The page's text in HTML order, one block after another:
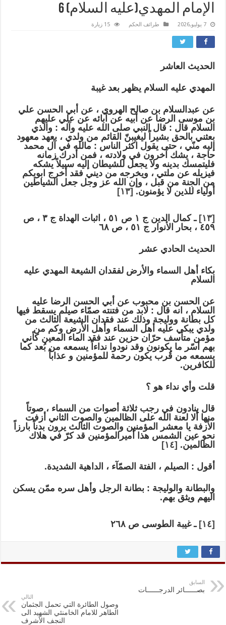
الإمام المهدي(عليه السلام) 6
7 يوليو,2026 طرائف الحكم 15 زيارة
الحديث العاشر
المهدي عليه السلام يظهر بعد غيبة
عن عبدالسلام بن صالح الهروي ، عن أبي الحسن علي
بن موسى الرضا عن أبيه عن آبائه عن علي عليهم
السلام قال : قال النبي صلى الله عليه وآله : والذي
بعثني بالحق بشيراً ليغيبنّ القائم من ولدي ، بعهد معهود
إليه منّي ، حتى يقول اكثر الناس : مالله في آل محمد
حاجة ، يشك آخرون في ولادته ، فمن أدرك زمانه
فليتمسك بدينه ولا يجعل للشيطان إليه سبيلاً يشكه
فيزيله عن ملتي ، ويخرجه من ديني فقد أخرج ابويكم
من الجنة من قبل ، وإن الله عز وجل جعل الشياطين
أولياء للذين لا يؤمنون. [١٣]
[١٣]
ـ كمال الدين ج ١ ص ٥١ ، اثبات الهداة ج ٣ ، ص
٤٥٩ ، بحار الأنوار ج ٥١ ، ص ٦٨
الحديث الحادي عشر
بكاء أهل السماء والأرض لفقدان الشيعة المهدي عليه
السلام
عن الحسن بن محبوب عن أبي الحسن الرضا عليه
السلام ، انه قال : لابد من فتنته صمّاء صيلم يسقط فيها
كل بطانة ووليجة وذلك عند فقدان الشيعة الثالث من
ولدي يبكي عليه أهل السماء وأهل الأرض وكم من
مؤمن متأسف حرّان حزين عند فقد الماء المعين كأني
بهم أسّر ما يكونون وقد نودوا نداءاً يسمعه من بُعد كما
يسمعه من قُرب يكون رحمة للمؤمنين و عذاباً
للكافرين.
قلت وأي نداء هو ؟
قال ينادون في رجب ثلاثة أصوات من السماء ، صوتاً
منها ألا لعنة الله على الظالمين والصوت الثاني أزفت
الأزفة يا معشر المؤمنين والصوت الثالث يرون بدناً بارزاً
نحو عين الشمس هذا أميرالمؤمنين قد كرّ في هلاك
الظالمين. [١٤]
أقول : الصيلم ، الفتة الصمّآء ، الداهية الشديدة.
والبطانة والوليجة : بطانة الرجل وأهل سره ممّن يسكن
اليهم ويثق بهم.
[١٤] ـ غيبة الطوسى ص ٢٦٨
السابق
بصــــــائر الدرجــــــات
التالي
وصول الطائرة التي تحمل الجثمان
الطاهر للامام الخامنئي الشهيد الى
النجف الأشرف